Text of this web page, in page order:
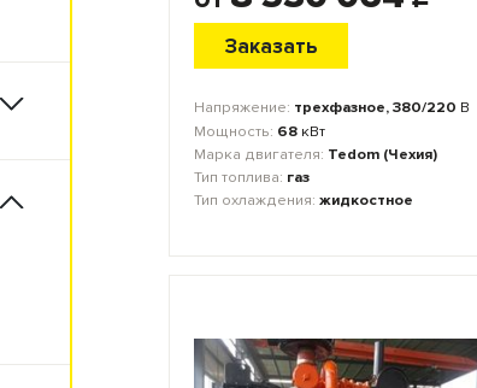
Заказать
Напряжение: трехфазное, 380/220 В
Мощность: 68 кВт
Марка двигателя: Tedom (Чехия)
Тип топлива: газ
Тип охлаждения: жидкостное